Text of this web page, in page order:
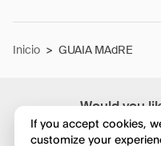
Would you
Inicio > GUAIA MAdRE
If you accept cookies,
customize your